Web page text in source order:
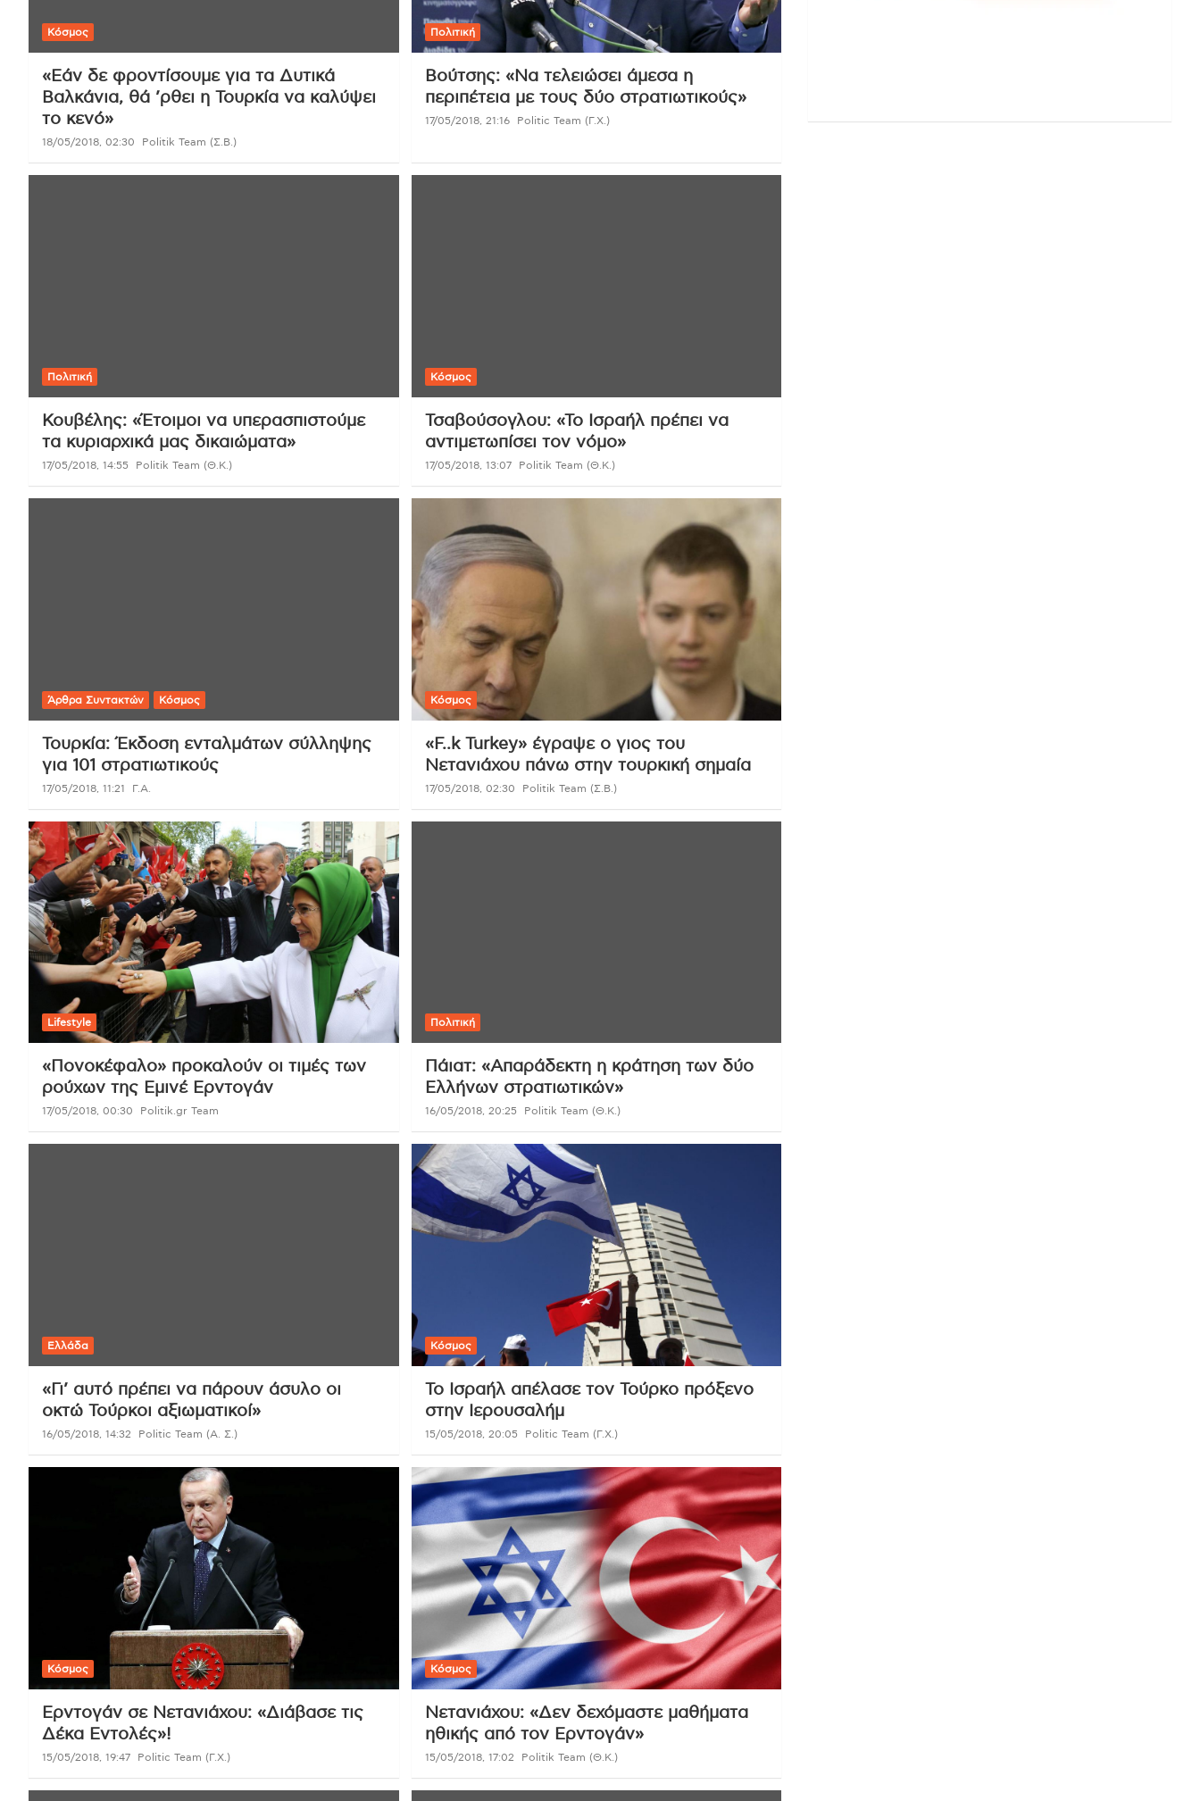
Κόσμος
«Εάν δε φροντίσουμε για τα Δυτικά
Βαλκάνια, θά ’ρθει η Τουρκία να καλύψει
το κενό»
18/05/2018, 02:30 Politik Team (Σ.Β.)
Πολιτική
Βούτσης: «Να τελειώσει άμεσα η
περιπέτεια με τους δύο στρατιωτικούς»
17/05/2018, 21:16 Politic Team (Γ.Χ.)
Πολιτική
Κουβέλης: «Έτοιμοι να υπερασπιστούμε
τα κυριαρχικά μας δικαιώματα»
17/05/2018, 14:55 Politik Team (Θ.Κ.)
Κόσμος
Τσαβούσογλου: «Το Ισραήλ πρέπει να
αντιμετωπίσει τον νόμο»
17/05/2018, 13:07 Politik Team (Θ.Κ.)
Άρθρα Συντακτών Κόσμος
Τουρκία: Έκδοση ενταλμάτων σύλληψης
για 101 στρατιωτικούς
17/05/2018, 11:21 Γ.Α.
Κόσμος
«F..k Turkey» έγραψε ο γιος του
Νετανιάχου πάνω στην τουρκική σημαία
17/05/2018, 02:30 Politik Team (Σ.Β.)
Lifestyle
«Πονοκέφαλο» προκαλούν οι τιμές των
ρούχων της Εμινέ Ερντογάν
17/05/2018, 00:30 Politik.gr Team
Πολιτική
Πάιατ: «Απαράδεκτη η κράτηση των δύο
Ελλήνων στρατιωτικών»
16/05/2018, 20:25 Politik Team (Θ.Κ.)
Ελλάδα
«Γι’ αυτό πρέπει να πάρουν άσυλο οι
οκτώ Τούρκοι αξιωματικοί»
16/05/2018, 14:32 Politic Team (Α. Σ.)
Κόσμος
Το Ισραήλ απέλασε τον Τούρκο πρόξενο
στην Ιερουσαλήμ
15/05/2018, 20:05 Politic Team (Γ.Χ.)
Κόσμος
Ερντογάν σε Νετανιάχου: «Διάβασε τις
Δέκα Εντολές»!
15/05/2018, 19:47 Politic Team (Γ.Χ.)
Κόσμος
Νετανιάχου: «Δεν δεχόμαστε μαθήματα
ηθικής από τον Ερντογάν»
15/05/2018, 17:02 Politik Team (Θ.Κ.)